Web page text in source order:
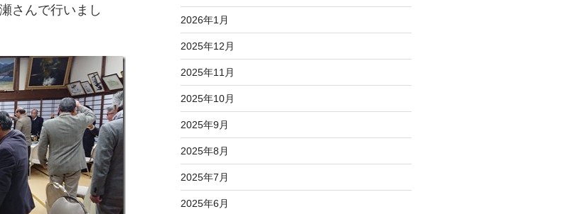
さんで行いまし
2026年1月
2025年12月
2025年11月
2025年10月
2025年9月
2025年8月
2025年7月
2025年6月